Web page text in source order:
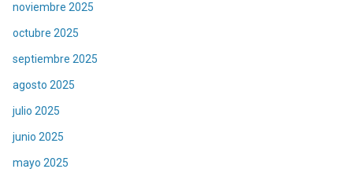
noviembre 2025
octubre 2025
septiembre 2025
agosto 2025
julio 2025
junio 2025
mayo 2025